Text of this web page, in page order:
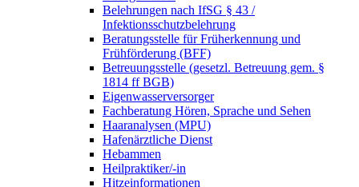
Belehrungen nach IfSG § 43 /
Infektionsschutzbelehrung
Beratungsstelle für Früherkennung und
Frühförderung (BFF)
Betreuungsstelle (gesetzl. Betreuung gem. §
1814 ff BGB)
Eigenwasserversorger
Fachberatung Hören, Sprache und Sehen
Haaranalysen (MPU)
Hafenärztliche Dienst
Hebammen
Heilpraktiker/-in
Hitzeinformationen